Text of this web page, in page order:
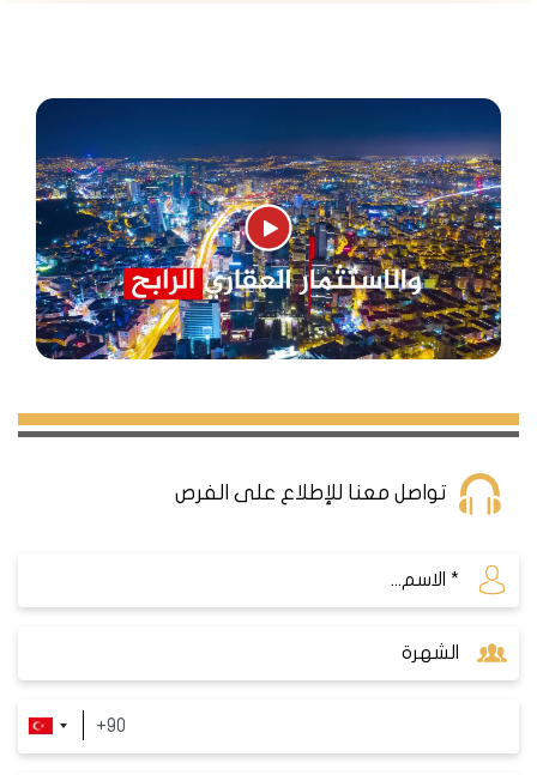
ويصل إلى مناطق مثل زيتون بورنو وأفجلار وبهجة شهير
الحافلات: تتوفر العديد من خطوط الحافلات العامة التي تربط
منطقة بيرم باشا بمناطق أخرى مثل تقسيم وبشيكتاش وأيوب
وسلطان أحمد وغيرها
العقارات والشقق في منطقة بيرم باشا
الجانب الأوروبي من اسطنبول. تتميز بموقعها الاستراتيجي
المدينة. تضم منطقة بيرم باشا العديد من العقارات
والشقق المناسبة للسكن والاستثمار العقاري. تتنوع
والتصميم والسعر والموقع. يمكنك الاختيار بين:
سكنية حديثة أو أحياء شعبية.
فلل أو بيوت مستقلة، مع أو بدون حديقة أو مسبح، في
محلات تجارية أو مكاتب أو مستودعات، في مناطق صناعية أو
تواصل معنا للإطلاع على الفرص